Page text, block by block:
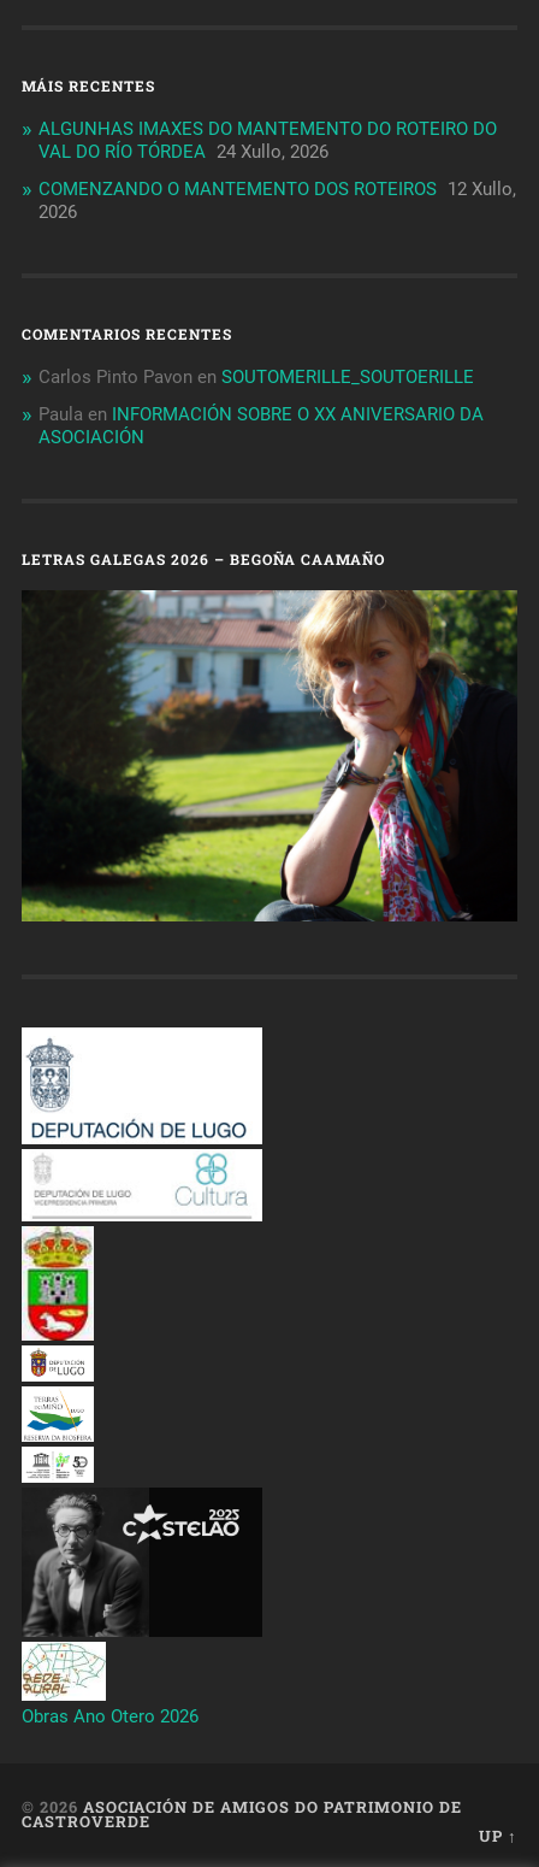
MÁIS RECENTES
ALGUNHAS IMAXES DO MANTEMENTO DO ROTEIRO DO
VAL DO RÍO TÓRDEA 24 Xullo, 2026
COMENZANDO O MANTEMENTO DOS ROTEIROS 12 Xullo,
2026
COMENTARIOS RECENTES
Carlos Pinto Pavon en SOUTOMERILLE_SOUTOERILLE
Paula en INFORMACIÓN SOBRE O XX ANIVERSARIO DA
ASOCIACIÓN
LETRAS GALEGAS 2026 – BEGOÑA CAAMAÑO
Obras Ano Otero 2026
© 2026 ASOCIACIÓN DE AMIGOS DO PATRIMONIO DE
CASTROVERDE
UP ↑